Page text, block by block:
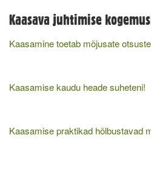
Kaasava juhtimise
Kaasamine toetab mõjusate
Kaasamise kaudu heade suheteni!
Kaasamise praktikad hõlbustavad